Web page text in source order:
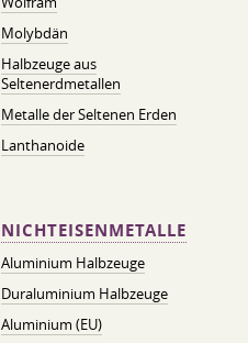
Molybdän
Halbzeuge aus
Seltenerdmetallen
Metalle der Seltenen Erden
Lanthanoide
NICHTEISENMETALLE
Aluminium Halbzeuge
Duraluminium Halbzeuge
Aluminium (EU)